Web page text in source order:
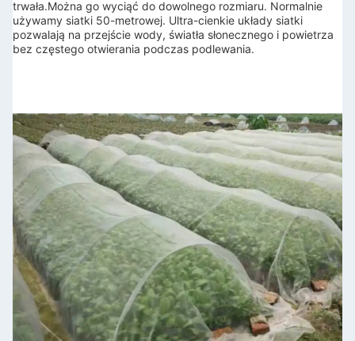
trwała.Można go wyciąć do dowolnego rozmiaru. Normalnie
używamy siatki 50-metrowej. Ultra-cienkie układy siatki
pozwalają na przejście wody, światła słonecznego i powietrza
bez częstego otwierania podczas podlewania.